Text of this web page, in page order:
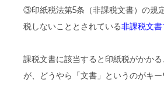
③印紙税法第5条（非課税文書）の規
税しないこととされている非課税文
課税文書に該当すると印紙税がかか
が、どうやら「文書」というのがキー